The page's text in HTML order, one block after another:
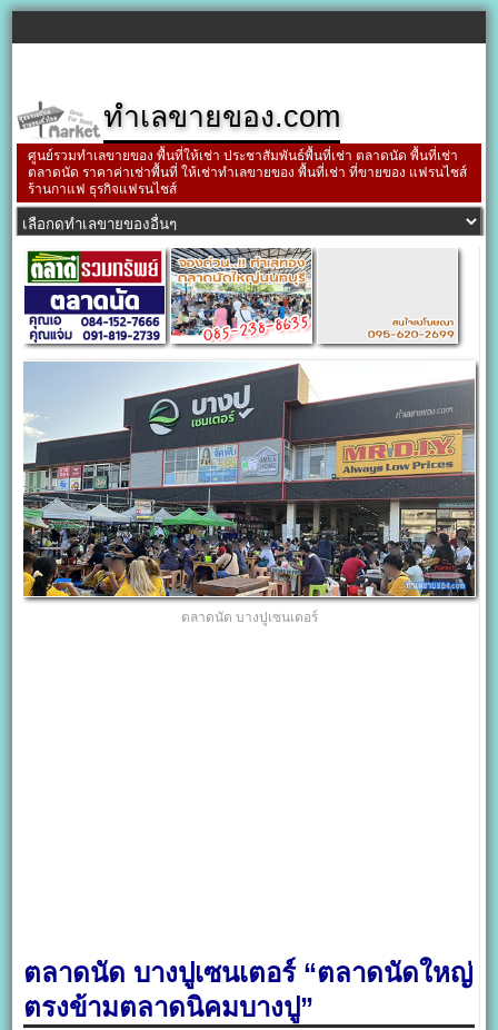
ทำเลขายของ.com
ศูนย์รวมทำเลขายของ พื้นที่ให้เช่า ประชาสัมพันธ์พื้นที่เช่า ตลาดนัด พื้นที่เช่า
ตลาดนัด ราคาค่าเช่าพื้นที่ ให้เช่าทำเลขายของ พื้นที่เช่า ที่ขายของ แฟรนไชส์
ร้านกาแฟ ธุรกิจแฟรนไชส์
ตลาดนัด บางปูเซนเตอร์
ตลาดนัด บางปูเซนเตอร์ “ตลาดนัดใหญ่
ตรงข้ามตลาดนิคมบางปู”